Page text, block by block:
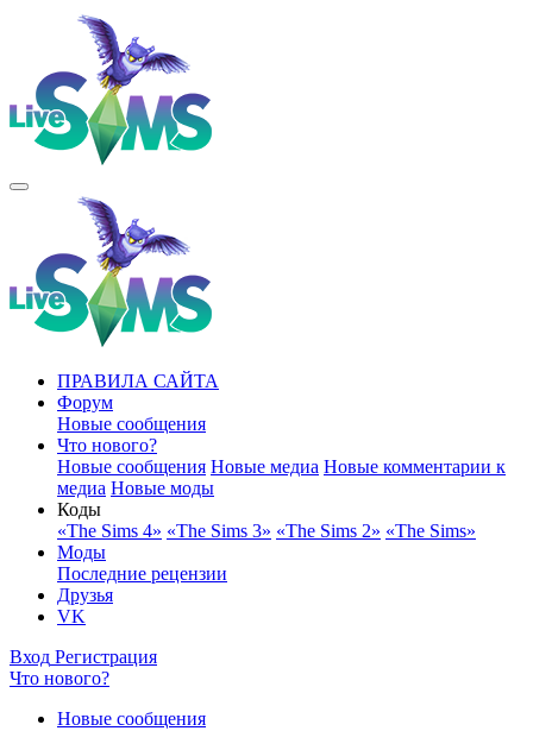
ПРАВИЛА САЙТА
Форум
Новые сообщения
Что нового?
Новые сообщения Новые медиа Новые комментарии к
медиа Новые моды
Коды
«The Sims 4» «The Sims 3» «The Sims 2» «The Sims»
Моды
Последние рецензии
Друзья
VK
Вход Регистрация
Что нового?
Новые сообщения